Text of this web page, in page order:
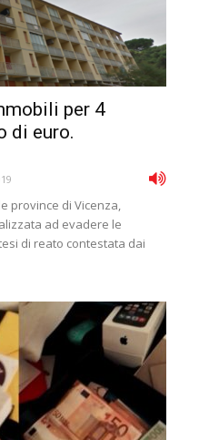
per 4
di euro.
province di Vicenza,
ad evadere le
di reato contestata dai